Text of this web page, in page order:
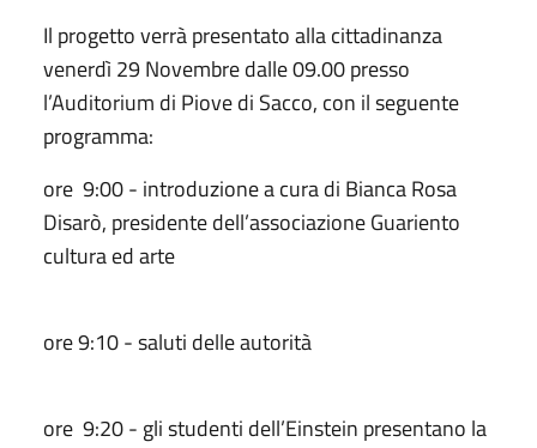
Il progetto verrà presentato alla cittadinanza
venerdì 29 Novembre dalle 09.00 presso
l’Auditorium di Piove di Sacco, con il seguente
programma:
ore 9:00 - introduzione a cura di Bianca Rosa
Disarò, presidente dell’associazione Guariento
cultura ed arte
ore 9:10 - saluti delle autorità
ore 9:20 - gli studenti dell’Einstein presentano la